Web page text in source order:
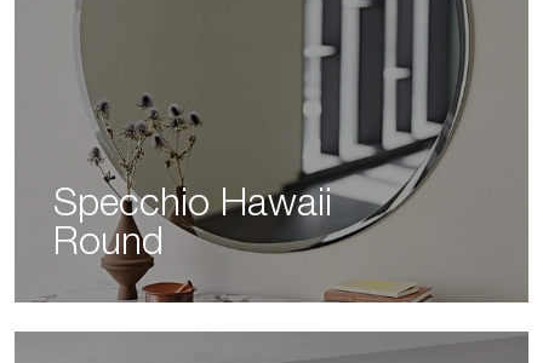
Specchio Hawaii
Round